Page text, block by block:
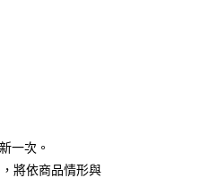
銀行
一次。
將依商品情形與